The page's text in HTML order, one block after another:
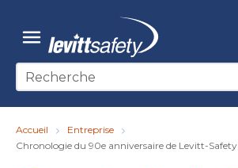
Skip to main content
menu
Recherche sur le site
Accueil
Entreprise
Chronologie du 90e anniversaire de Levitt-Safety